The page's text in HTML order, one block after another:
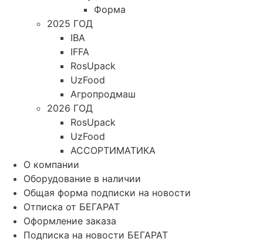
Форма
2025 ГОД
IBA
IFFA
RosUpack
UzFood
Агропродмаш
2026 ГОД
RosUpack
UzFood
АССОРТИМАТИКА
О компании
Оборудование в наличии
Общая форма подписки на новости
Отписка от БЕГАРАТ
Оформление заказа
Подписка на новости БЕГАРАТ